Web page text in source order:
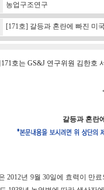
농업구조연구
[171호] 갈등과 혼란에 빠진 미
호는 GS&J 연구위원 김한호
갈등과 혼란
2012년 9월 30일에 효력이 만